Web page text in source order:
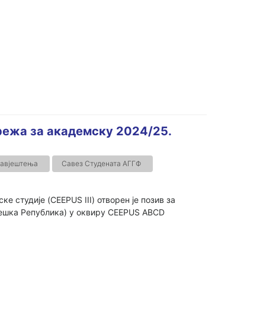
за академску 2024/25.
Савез Студената АГГФ
студије (CEEPUS III) отворен је позив за
Република) у оквиру CEEPUS ABCD